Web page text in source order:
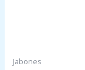
Jabones